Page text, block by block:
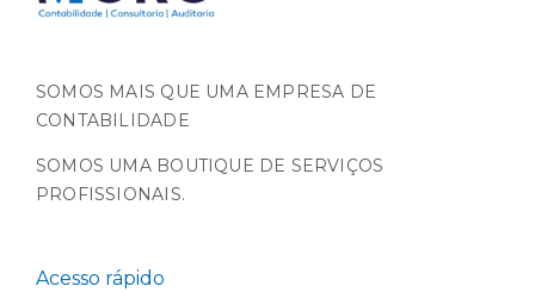
SOMOS MAIS QUE UMA EMPRESA DE
CONTABILIDADE
SOMOS UMA BOUTIQUE DE SERVIÇOS
PROFISSIONAIS.
Acesso rápido